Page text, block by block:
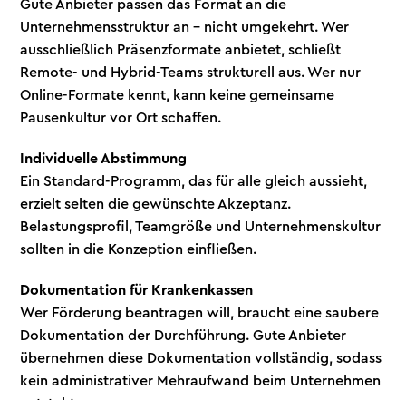
Gute Anbieter passen das Format an die
Unternehmensstruktur an – nicht umgekehrt. Wer
ausschließlich Präsenzformate anbietet, schließt
Remote- und Hybrid-Teams strukturell aus. Wer nur
Online-Formate kennt, kann keine gemeinsame
Pausenkultur vor Ort schaffen.
Individuelle Abstimmung
Ein Standard-Programm, das für alle gleich aussieht,
erzielt selten die gewünschte Akzeptanz.
Belastungsprofil, Teamgröße und Unternehmenskultur
sollten in die Konzeption einfließen.
Dokumentation für Krankenkassen
Wer Förderung beantragen will, braucht eine saubere
Dokumentation der Durchführung. Gute Anbieter
übernehmen diese Dokumentation vollständig, sodass
kein administrativer Mehraufwand beim Unternehmen